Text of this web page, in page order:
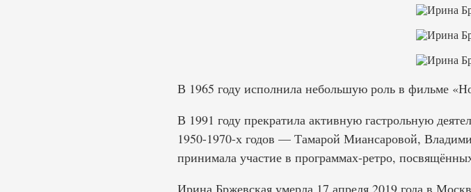
В 1965 году исполнила небольшую роль в фильме
В 1991 году прекратила активную гастрольную
1950-1970-х годов — Тамарой Миансаровой,
принимала участие в программах-ретро,
Ирина Бржевская умерла 17 апреля 2019 года в